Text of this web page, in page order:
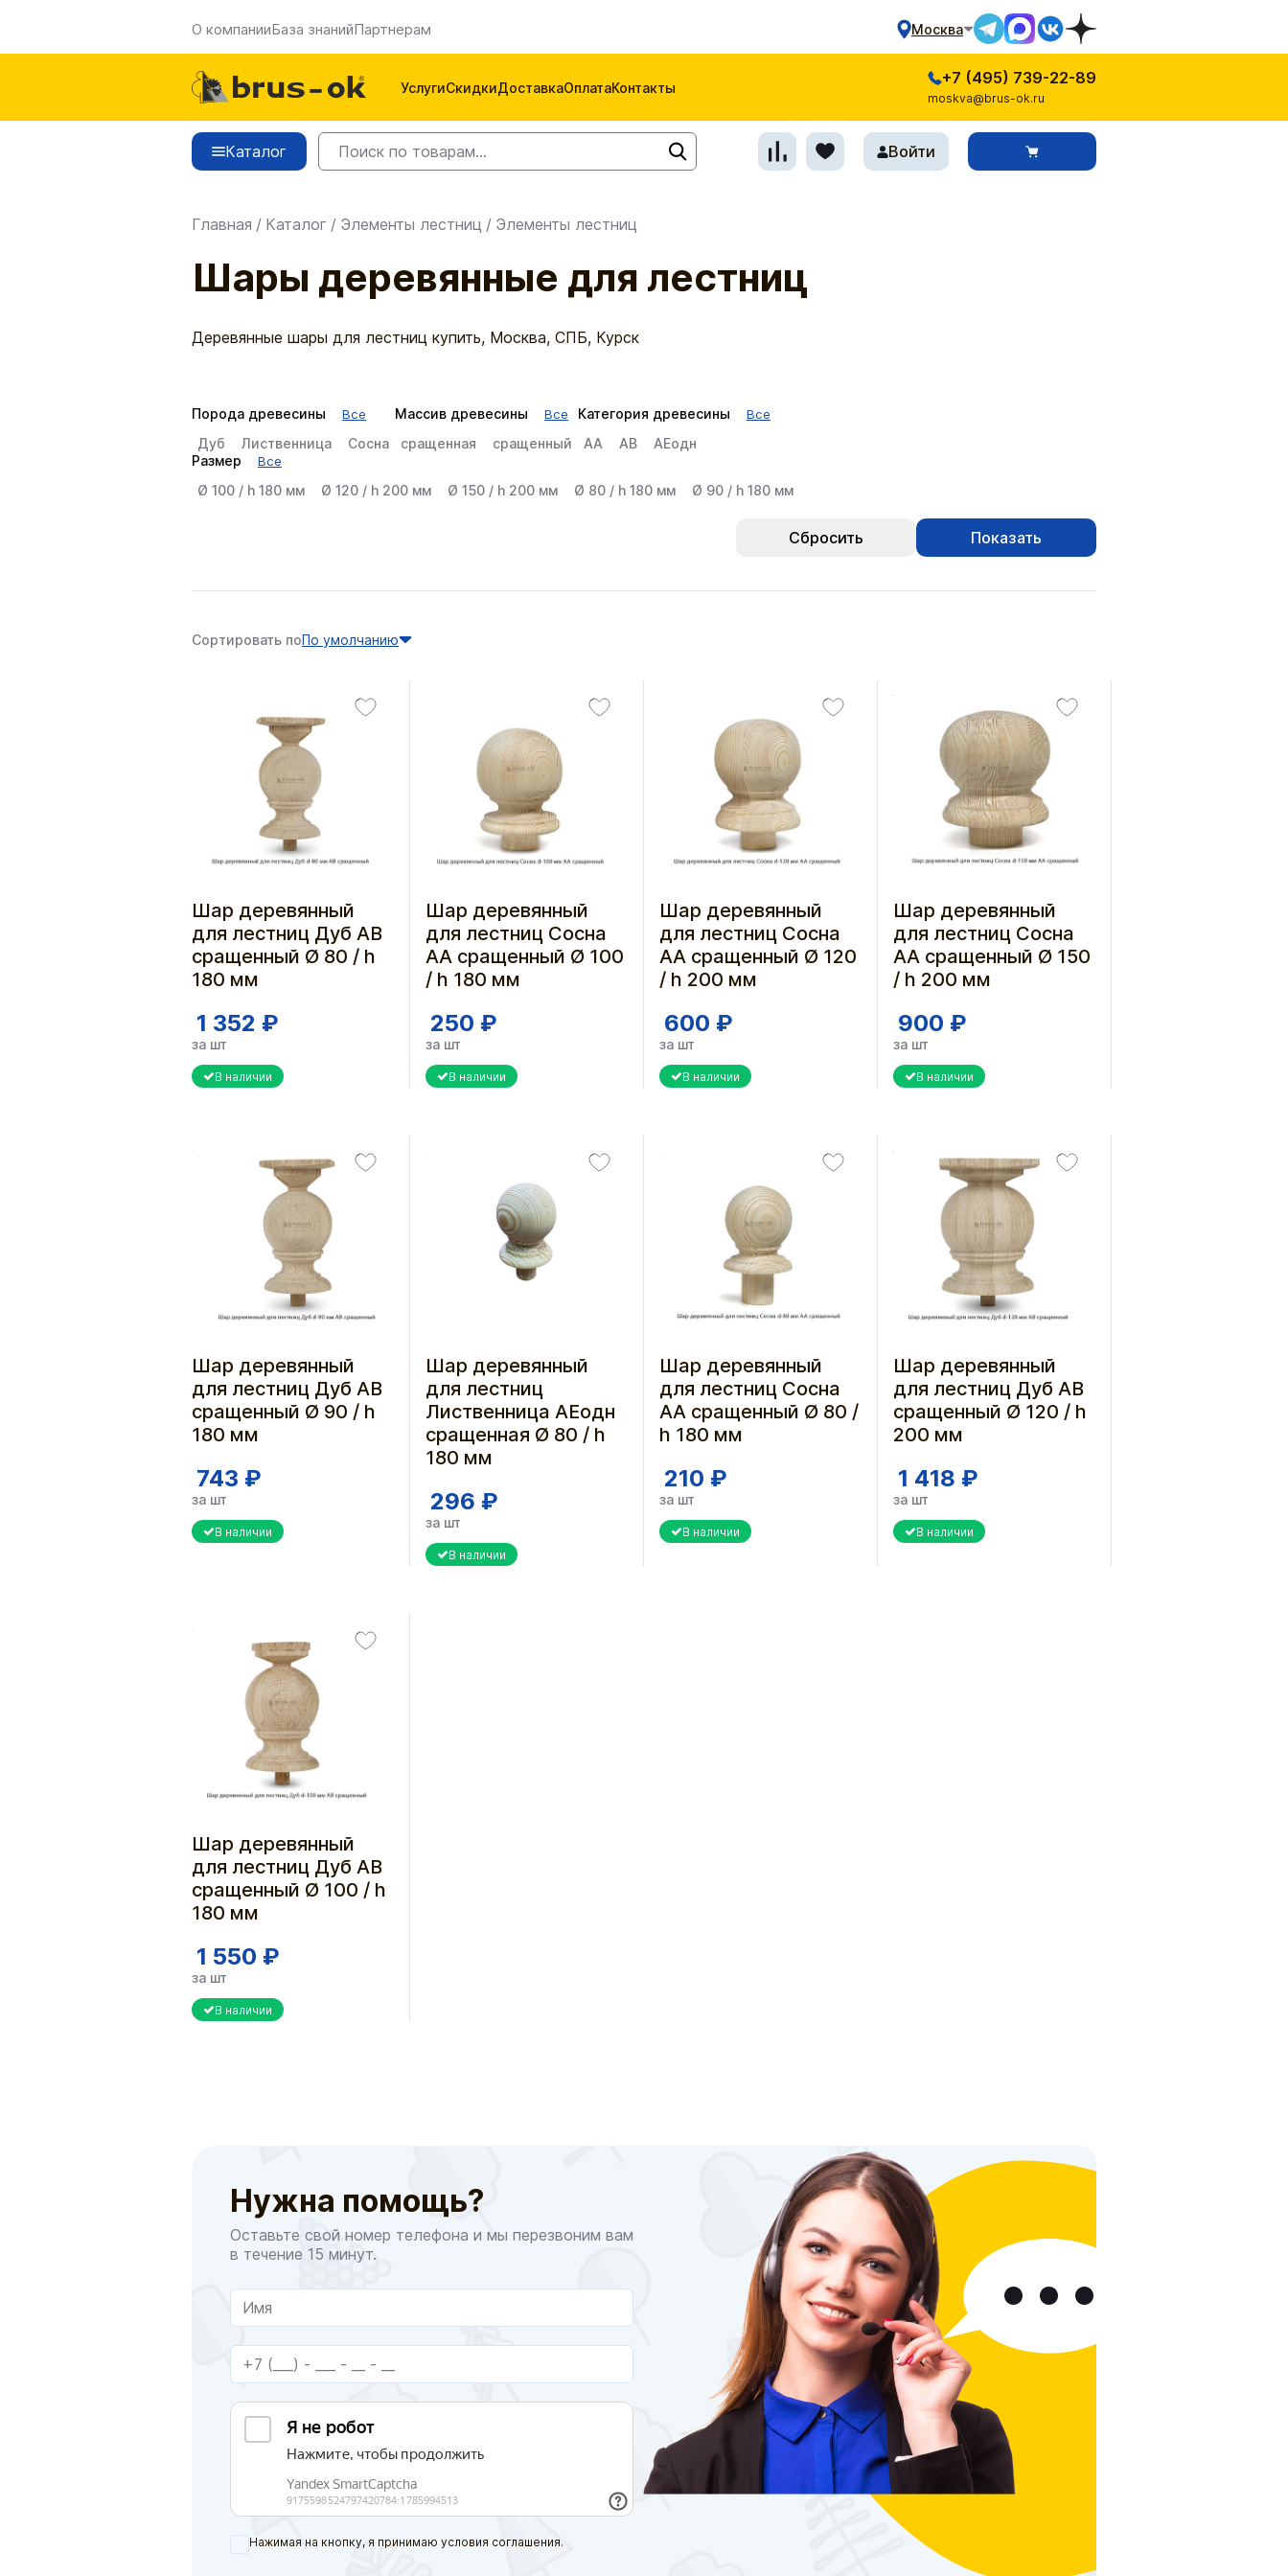
О компанииБаза знанийПартнерам Москва
УслугиСкидкиДоставкаОплатаКонтакты
+7 (495) 739-22-89
moskva@brus-ok.ru
Каталог Войти
Главная / Каталог / Элементы лестниц / Элементы лестниц
Шары деревянные для лестниц
Деревянные шары для лестниц купить, Москва, СПБ, Курск
Порода древесины Все
Дуб Лиственница Сосна
Массив древесины Все
сращенная сращенный
Категория древесины Все
АА АВ
АЕодн
Размер
Все
Ø 100 / h 180 мм Ø 120 / h 200 мм Ø 150 / h 200 мм Ø 80 / h 180 мм Ø 90 / h 180 мм
Сортировать поПо умолчанию
Шар деревянный
для лестниц Дуб АВ
сращенный Ø 80 / h
180 мм
1 352 ₽
за шт
В наличии
Шар деревянный
для лестниц Сосна
АА сращенный Ø 100
/ h 180 мм
250 ₽
за шт
В наличии
Шар деревянный
для лестниц Сосна
АА сращенный Ø 120
/ h 200 мм
600 ₽
за шт
В наличии
Шар деревянный
для лестниц Сосна
АА сращенный Ø 150
/ h 200 мм
900 ₽
за шт
В наличии
Шар деревянный
для лестниц Дуб АВ
сращенный Ø 90 / h
180 мм
743 ₽
за шт
В наличии
Шар деревянный
для лестниц
Лиственница АЕодн
сращенная Ø 80 / h
180 мм
296 ₽
за шт
В наличии
Шар деревянный
для лестниц Сосна
АА сращенный Ø 80 /
h 180 мм
210 ₽
за шт
В наличии
Шар деревянный
для лестниц Дуб АВ
сращенный Ø 120 / h
200 мм
1 418 ₽
за шт
В наличии
Шар деревянный
для лестниц Дуб АВ
сращенный Ø 100 / h
180 мм
1 550 ₽
за шт
В наличии
Нужна помощь?
Оставьте свой номер телефона и мы перезвоним вам
в течение 15 минут.
Нажимая на кнопку, я принимаю условия соглашения.